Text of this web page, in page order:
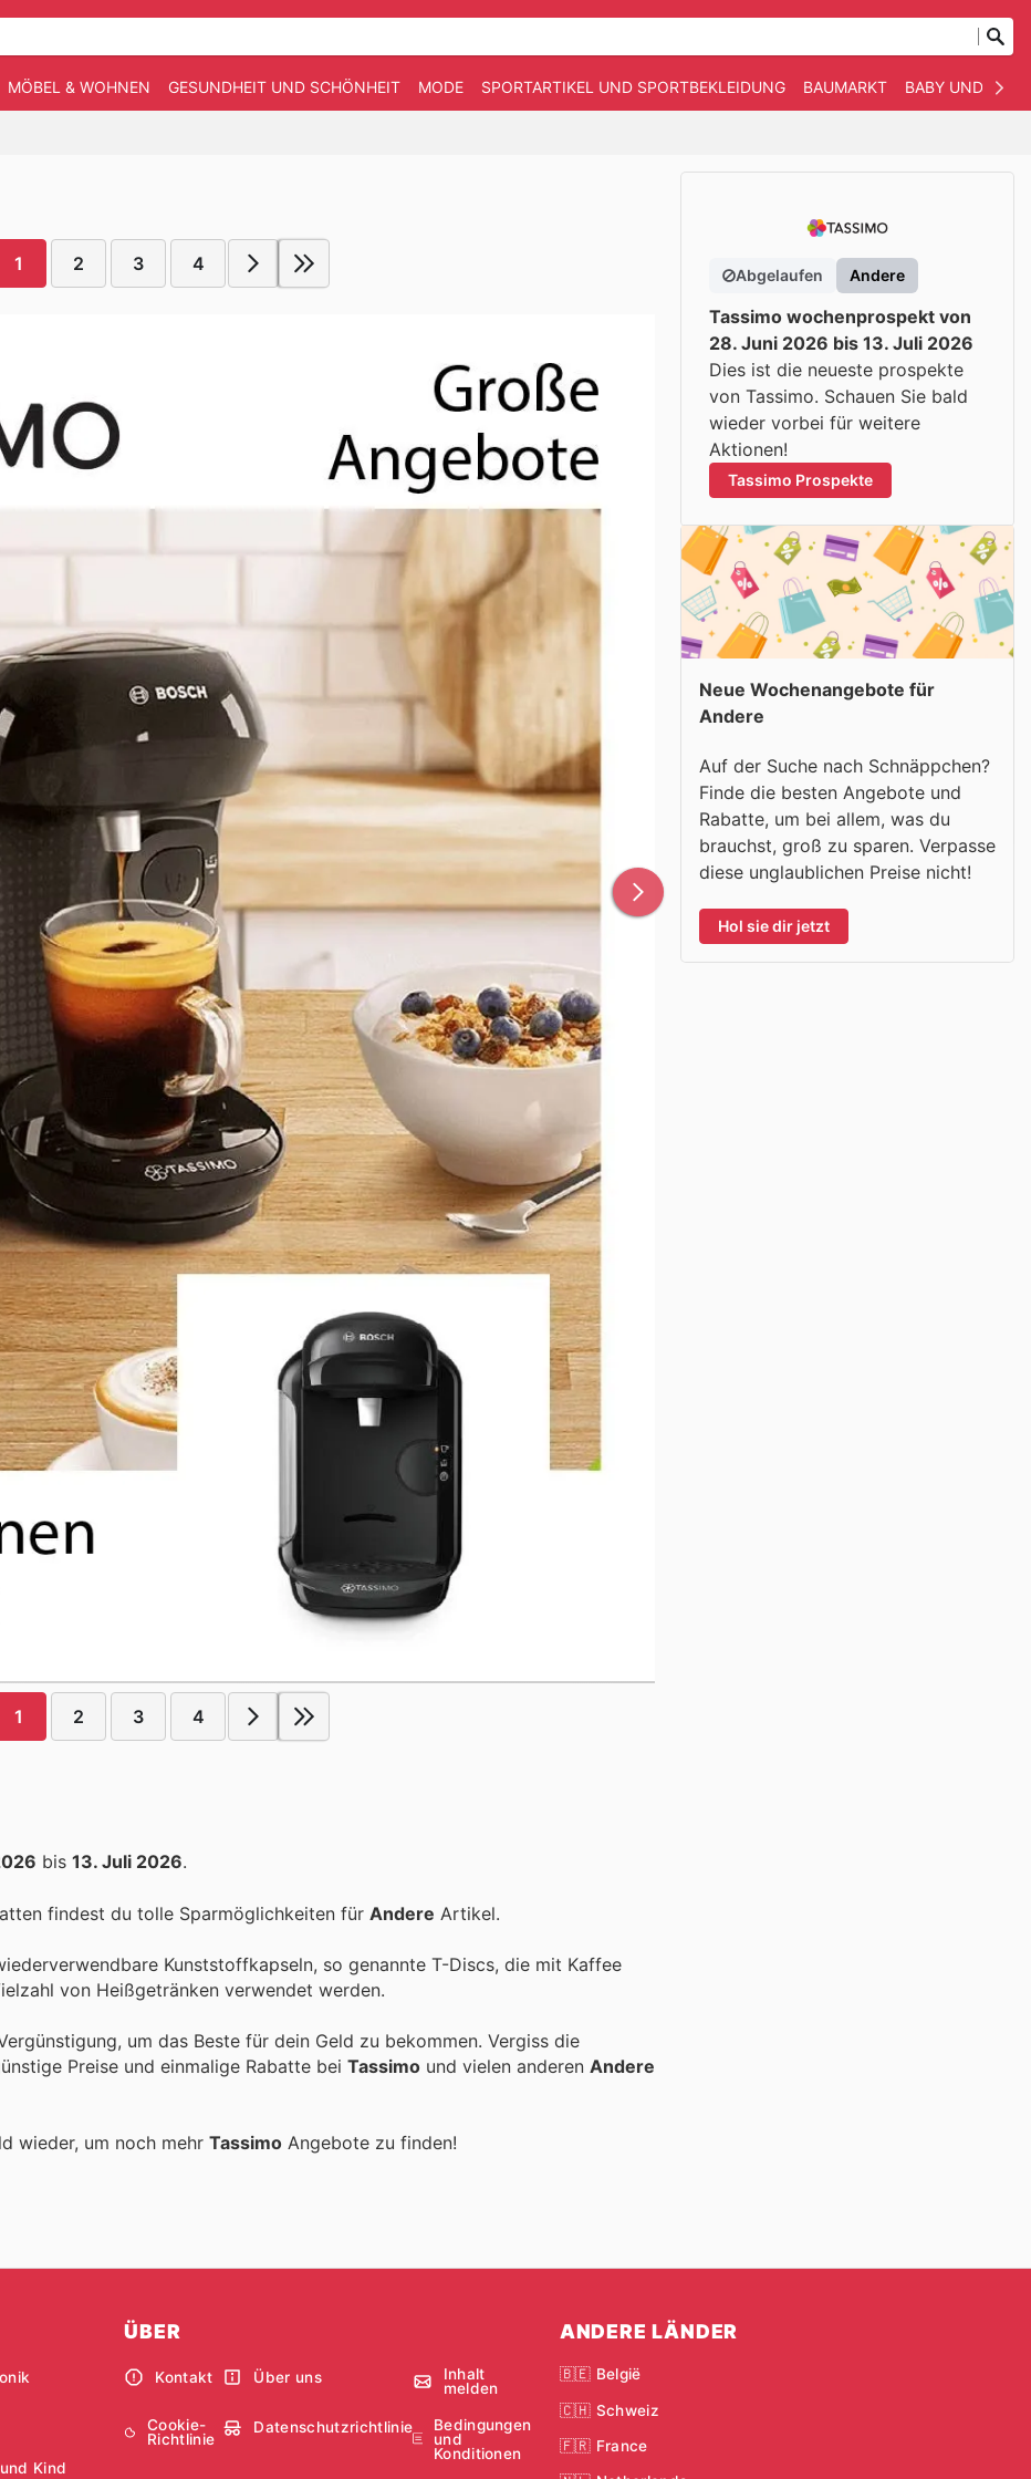
MÖBEL & WOHNEN GESUNDHEIT UND SCHÖNHEIT MODE SPORTARTIKEL UND SPORTBEKLEIDUNG BAUMARKT BABY UND KIND
1 2 3 4
1 2 3 4
bis 13. Juli 2026.
findest du tolle Sparmöglichkeiten für Andere Artikel.
Kunststoffkapseln, so genannte T-Discs, die mit Kaffee
von Heißgetränken verwendet werden.
um das Beste für dein Geld zu bekommen. Vergiss die
Preise und einmalige Rabatte bei Tassimo und vielen anderen Andere
wieder, um noch mehr Tassimo Angebote zu finden!
Abgelaufen Andere
Tassimo wochenprospekt von
28. Juni 2026 bis 13. Juli 2026
Dies ist die neueste prospekte
von Tassimo. Schauen Sie bald
wieder vorbei für weitere
Aktionen!
Tassimo Prospekte
Neue Wochenangebote für
Andere
Auf der Suche nach Schnäppchen?
Finde die besten Angebote und
Rabatte, um bei allem, was du
brauchst, groß zu sparen. Verpasse
diese unglaublichen Preise nicht!
Hol sie dir jetzt
Kind
ÜBER
Kontakt Über uns
Inhalt
melden
Cookie-
Richtlinie
Datenschutzrichtlinie
Bedingungen
und
Konditionen
ANDERE LÄNDER
🇧🇪 België
🇨🇭 Schweiz
🇫🇷 France